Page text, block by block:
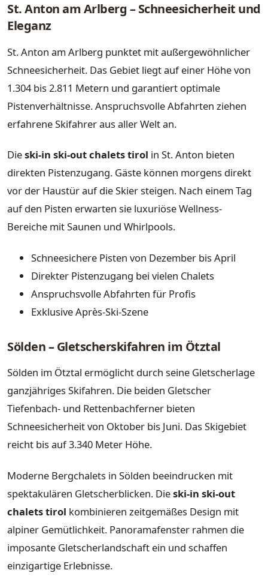
St. Anton am Arlberg – Schneesicherheit und
Eleganz
St. Anton am Arlberg punktet mit außergewöhnlicher
Schneesicherheit. Das Gebiet liegt auf einer Höhe von
1.304 bis 2.811 Metern und garantiert optimale
Pistenverhältnisse. Anspruchsvolle Abfahrten ziehen
erfahrene Skifahrer aus aller Welt an.
Dieski-in ski-out chalets tirol in St. Anton bieten
direkten Pistenzugang. Gäste können morgens direkt
vor der Haustür auf die Skier steigen. Nach einem Tag
auf den Pisten erwarten sie luxuriöse Wellness-
Bereiche mit Saunen und Whirlpools.
Schneesichere Pisten von Dezember bis April
Direkter Pistenzugang bei vielen Chalets
Anspruchsvolle Abfahrten für Profis
Exklusive Après-Ski-Szene
Sölden – Gletscherskifahren im Ötztal
Sölden im Ötztal ermöglicht durch seine Gletscherlage
ganzjähriges Skifahren. Die beiden Gletscher
Tiefenbach- und Rettenbachferner bieten
Schneesicherheit von Oktober bis Juni. Das Skigebiet
reicht bis auf 3.340 Meter Höhe.
Moderne Bergchalets in Sölden beeindrucken mit
spektakulären Gletscherblicken. Dieski-in ski-out
chalets tirol kombinieren zeitgemäßes Design mit
alpiner Gemütlichkeit. Panoramafenster rahmen die
imposante Gletscherlandschaft ein und schaffen
einzigartige Erlebnisse.